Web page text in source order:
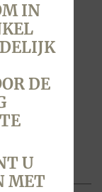
IN
DE
U
MET